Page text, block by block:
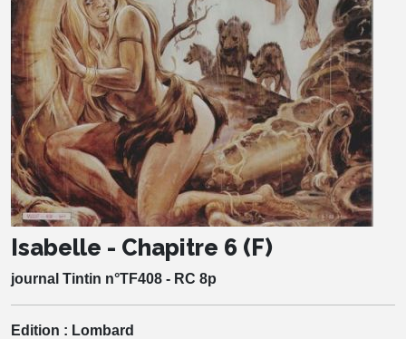
Isabelle - Chapitre 6 (F)
journal Tintin n°TF408 - RC 8p
Edition : Lombard